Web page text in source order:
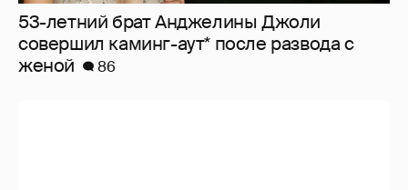
53-летний брат Анджелины Джоли
совершил каминг-аут* после развода с
женой
86